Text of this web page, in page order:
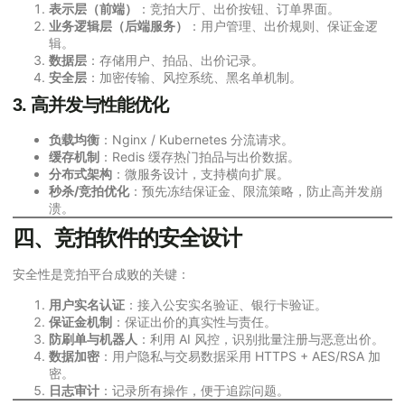
表示层（前端）
：竞拍大厅、出价按钮、订单界面。
业务逻辑层（后端服务）
：用户管理、出价规则、保证金逻
辑。
数据层 ：存储用户、拍品、出价记录。
安全层 ：加密传输、风控系统、黑名单机制。
3. 高并发与性能优化
负载均衡 ：Nginx / Kubernetes 分流请求。
缓存机制 ：Redis 缓存热门拍品与出价数据。
分布式架构 ：微服务设计，支持横向扩展。
秒杀/竞拍优化：预先冻结保证金、限流策略，防止高并发崩
溃。
四、竞拍软件的安全设计
安全性是竞拍平台成败的关键：
用户实名认证 ：接入公安实名验证、银行卡验证。
保证金机制 ：保证出价的真实性与责任。
防刷单与机器人 ：利用 AI 风控，识别批量注册与恶意出价。
数据加密 ：用户隐私与交易数据采用 HTTPS + AES/RSA 加
密。
日志审计 ：记录所有操作，便于追踪问题。